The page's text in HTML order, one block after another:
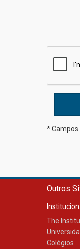
* Campos
Outros
The
Colégios